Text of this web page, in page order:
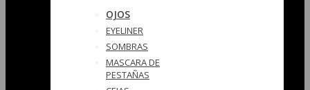
OJOS
EYELINER
SOMBRAS
MASCARA DE
PESTAÑAS